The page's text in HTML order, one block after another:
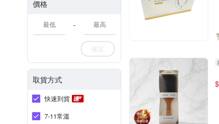
價格
-
確定
取貨方式
快速到貨
7-11常溫
$